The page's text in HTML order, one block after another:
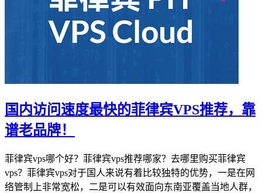
国内访问速度最快的菲律宾VPS推荐，靠
谱老品牌！
菲律宾vps哪个好？菲律宾vps推荐哪家？去哪里购买菲律宾
vps？菲律宾vps对于国人来说有着比较独特的优势，一是在网
络管制上非常宽松，二是可以有效面向东南亚覆盖当地人群，